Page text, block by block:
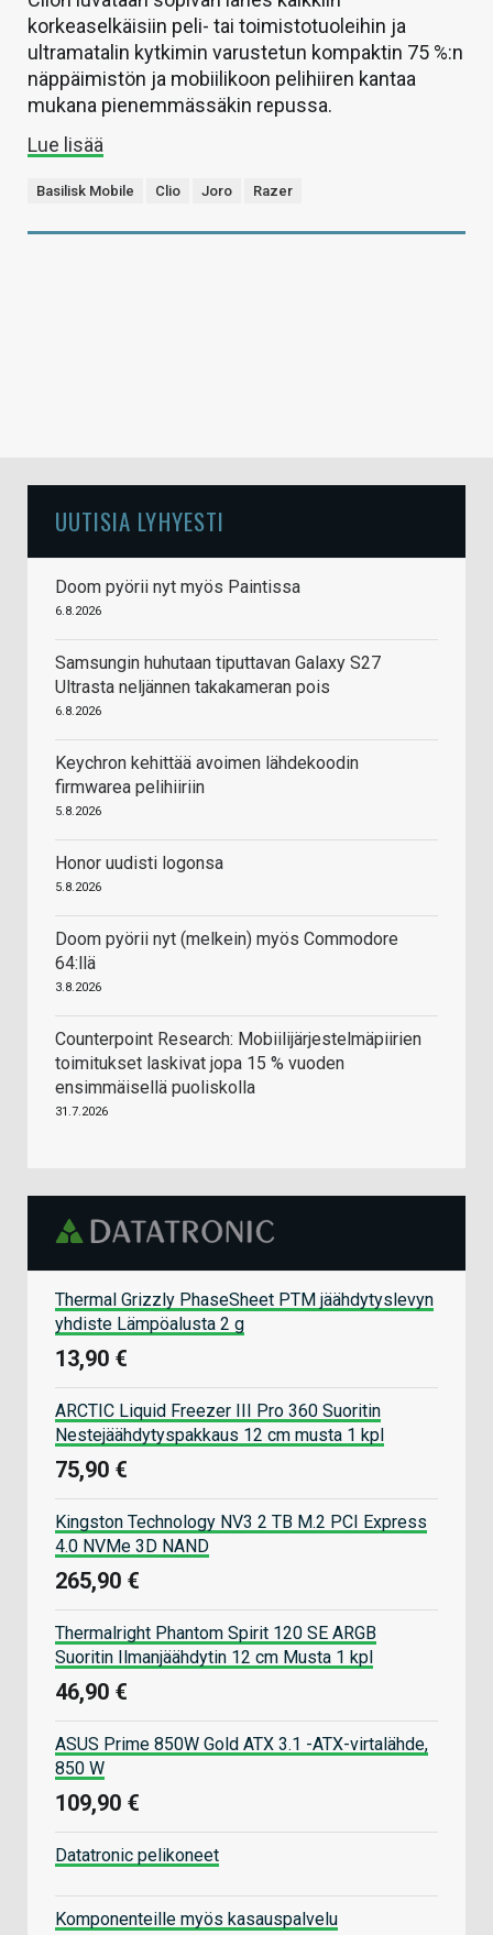
korkeaselkäisiin peli- tai toimistotuoleihin ja
ultramatalin kytkimin varustetun kompaktin 75 %:n
näppäimistön ja mobiilikoon pelihiiren kantaa
mukana pienemmässäkin repussa.
Lue lisää
Basilisk Mobile Clio Joro Razer
UUTISIA LYHYESTI
Doom pyörii nyt myös Paintissa
6.8.2026
Samsungin huhutaan tiputtavan Galaxy S27
Ultrasta neljännen takakameran pois
6.8.2026
Keychron kehittää avoimen lähdekoodin
firmwarea pelihiiriin
5.8.2026
Honor uudisti logonsa
5.8.2026
Doom pyörii nyt (melkein) myös Commodore
64:llä
3.8.2026
Counterpoint Research: Mobiilijärjestelmäpiirien
toimitukset laskivat jopa 15 % vuoden
ensimmäisellä puoliskolla
31.7.2026
Thermal Grizzly PhaseSheet PTM jäähdytyslevyn
yhdiste Lämpöalusta 2 g
13,90 €
ARCTIC Liquid Freezer III Pro 360 Suoritin
Nestejäähdytyspakkaus 12 cm musta 1 kpl
75,90 €
Kingston Technology NV3 2 TB M.2 PCI Express
4.0 NVMe 3D NAND
265,90 €
Thermalright Phantom Spirit 120 SE ARGB
Suoritin Ilmanjäähdytin 12 cm Musta 1 kpl
46,90 €
ASUS Prime 850W Gold ATX 3.1 -ATX-virtalähde,
850 W
109,90 €
Datatronic pelikoneet
Komponenteille myös kasauspalvelu